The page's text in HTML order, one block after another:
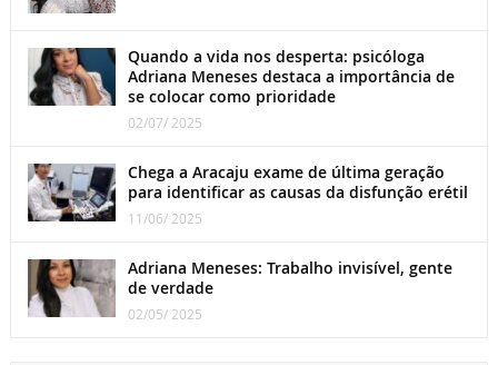
Quando a vida nos desperta: psicóloga
Adriana Meneses destaca a importância de
se colocar como prioridade
02/07/ 2025
Chega a Aracaju exame de última geração
para identificar as causas da disfunção erétil
11/06/ 2025
Adriana Meneses: Trabalho invisível, gente
de verdade
02/05/ 2025